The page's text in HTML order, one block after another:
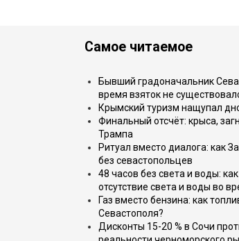
Самое читаемое
Бывший градоначальник
время взяток не
Крымский туризм нащупал
Финальный отсчёт: крыса,
Трампа
Ритуал вместо диалога: как
без севастопольцев
48 часов без света и воды:
отсутствие света и воды во
Газ вместо бензина: как
Севастополя?
Дисконты 15-20 % в Сочи